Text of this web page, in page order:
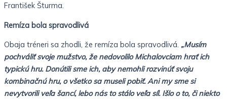
František Šturma.
Remíza bola spravodlivá
Obaja tréneri sa zhodli, že remíza bola spravodlivá. „Musím
pochváliť svoje mužstvo, že nedovolilo Michalovciam hrať ich
typickú hru. Donútili sme ich, aby nemohli rozvinúť svoju
kombinačnú hru, o všetko sa museli pobiť. Ani my sme si
nevytvorili veľa šancí, lebo nás to stálo veľa síl. Išlo o to, či niekto